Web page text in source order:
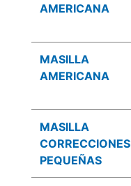
AMERICANA
MASILLA
AMERICANA
MASILLA
CORRECCIONES
PEQUEÑAS